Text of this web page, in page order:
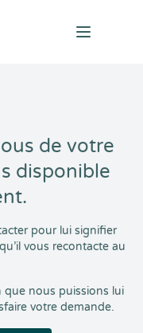
Open
de votre
disponible
pour lui signifier
vous recontacte au
que nous puissions lui
votre demande.